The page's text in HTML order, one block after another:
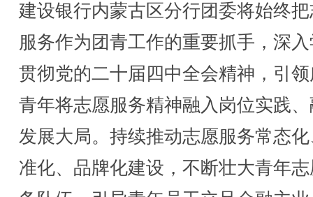
建设银行内蒙古区分行团委将始终
服务作为团青工作的重要抓手，深
贯彻党的二十届四中全会精神，引
青年将志愿服务精神融入岗位实践
发展大局。持续推动志愿服务常态
准化、品牌化建设，不断壮大青年